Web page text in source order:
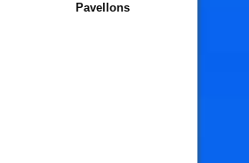
Pavellons